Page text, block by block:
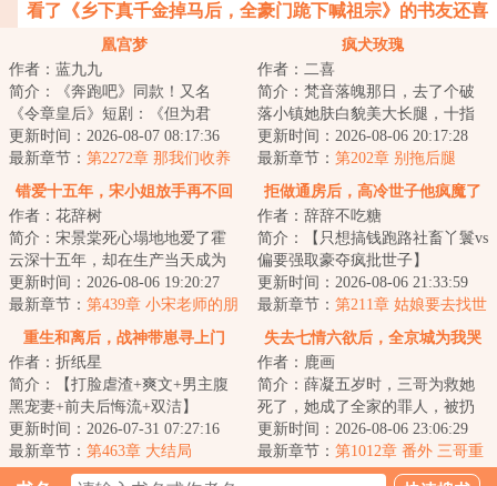
看了《乡下真千金掉马后，全豪门跪下喊祖宗》的书友还喜
凰宫梦
作者：蓝九九
简介：《奔跑吧》同款！又名
《令章皇后》短剧：《但为君
故》《凰宫梦》&lt;br/&gt;【双重
生换亲+宫斗+非...
更新时间：2026-08-07 08:17:36
最新章节： 第2272章 那我们收养
一个孩子吧（227万必读票加）
疯犬玫瑰
作者：二喜
简介：梵音落魄那日，去了个破
落小镇她肤白貌美大长腿，十指
不沾阳春水，很快成了这个地方
的焦点所有男人...
更新时间：2026-08-06 20:17:28
最新章节： 第202章 别拖后腿
错爱十五年，宋小姐放手再不回
作者：花辞树
简介：宋景棠死心塌地地爱了霍
云深十五年，却在生产当天成为
了植物人。而霍云深却贴在她耳
边温柔呢喃：“...
更新时间：2026-08-06 19:20:27
最新章节： 第439章 小宋老师的朋
拒做通房后，高冷世子他疯魔了
作者：辞辞不吃糖
简介：【只想搞钱跑路社畜丫鬟vs
偏要强取豪夺疯批世子】
&lt;br/&gt;&lt;br/&gt;穿成永宁侯
府丫鬟的第一天...
更新时间：2026-08-06 21:33:59
最新章节： 第211章 姑娘要去找世
子爷么？
重生和离后，战神带崽寻上门
作者：折纸星
简介：【打脸虐渣+爽文+男主腹
黑宠妻+前夫后悔流+双洁】
&lt;br/&gt;又名：《渣夫盼我死？
重生另嫁战神王...
更新时间：2026-07-31 07:27:16
最新章节： 第463章 大结局
失去七情六欲后，全京城为我哭
作者：鹿画
简介：薛凝五岁时，三哥为救她
死了，她成了全家的罪人，被扔
在老宅几年。她回来后，家里已
经有了被他们抱...
更新时间：2026-08-06 23:06:29
最新章节： 第1012章 番外 三哥重
养小薛凝（46）